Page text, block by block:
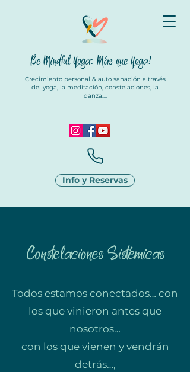
Be Mindful Yoga: Más que Yoga!
Crecimiento personal & auto sanación a través
del yoga, la meditación, constelaciones, la
danza....
Info y Reservas
Constelaciones Sistémicas
Todos estamos conectados… con
los que vinieron antes que
nosotros…
con los que vienen y vendrán
detrás…,